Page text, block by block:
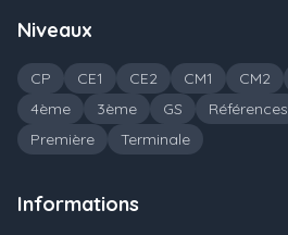
Niveaux
CP CE1 CE2 CM1 CM2
4ème
3ème GS Références
Première
Terminale
Informations